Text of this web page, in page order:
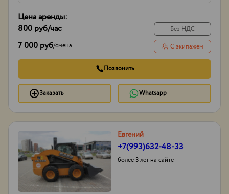
Цена аренды:
800 руб/час
7 000 руб/смена
Без НДС
С экипажем
Позвонить
Заказать Whatsapp
Евгений
+7(993)632-48-33
более 3 лет на сайте